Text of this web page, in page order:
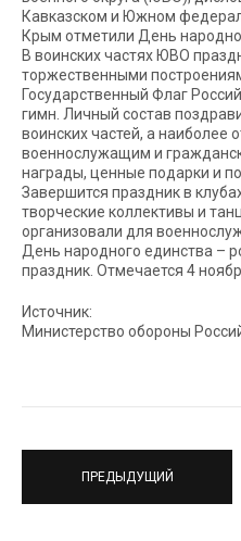
Кавказском и Южном
Крым отметили День
В воинских частях ЮВО
торжественными
Государственный Флаг
гимн. Личный состав
воинских частей, а наиболее
военнослужащим и
награды, ценные подарки и
Завершится праздник в
творческие коллективы и
организовали для
День народного единства –
праздник. Отмечается 4
Источник:
Министерство обороны
ПРЕДЫДУЩИЙ